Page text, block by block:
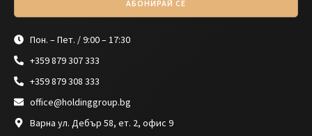
АБОНИРАЙ СЕ
Пон. – Пет. / 9:00 – 17:30
+359 879 307 333
+359 879 308 333
office@holdinggroup.bg
Варна ул. Дебър 58, ет. 2, офис 9